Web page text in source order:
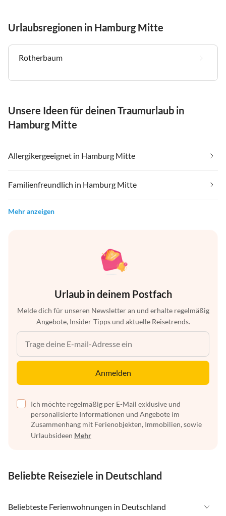
Urlaubsregionen in Hamburg Mitte
Rotherbaum
Unsere Ideen für deinen Traumurlaub in
Hamburg Mitte
Allergikergeeignet in Hamburg Mitte
Familienfreundlich in Hamburg Mitte
Mehr anzeigen
Urlaub in deinem Postfach
Melde dich für unseren Newsletter an und erhalte regelmäßig
Angebote, Insider-Tipps und aktuelle Reisetrends.
Anmelden
Ich möchte regelmäßig per E-Mail exklusive und
personalisierte Informationen und Angebote im
Zusammenhang mit Ferienobjekten, Immobilien, sowie
Urlaubsideen Mehr
Beliebte Reiseziele in Deutschland
Beliebteste Ferienwohnungen in Deutschland